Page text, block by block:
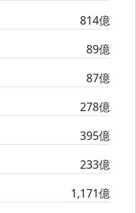
814億
89億
87億
278億
395億
233億
1,171億